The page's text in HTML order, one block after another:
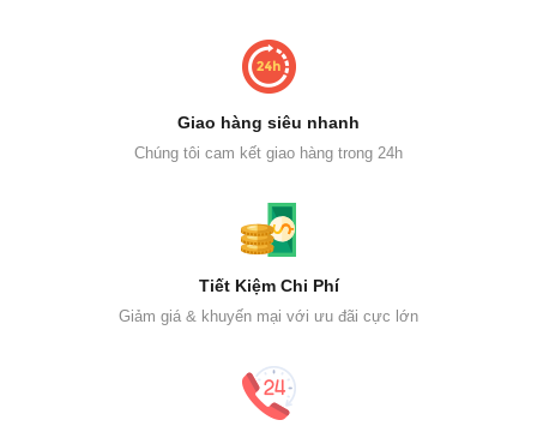
Giao hàng siêu nhanh
Chúng tôi cam kết giao hàng trong 24h
Tiết Kiệm Chi Phí
Giảm giá & khuyến mại với ưu đãi cực lớn